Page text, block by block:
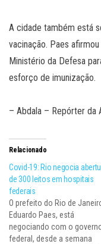
A cidade também está
vacinação. Paes
Ministério da Defesa
esforço de imunização.
– Abdala – Repórter da
Relacionado
Covid-19: Rio negocia
de 300 leitos em hospitais
federais
O prefeito do Rio de
Eduardo Paes, está
negociando com o
federal, desde a semana